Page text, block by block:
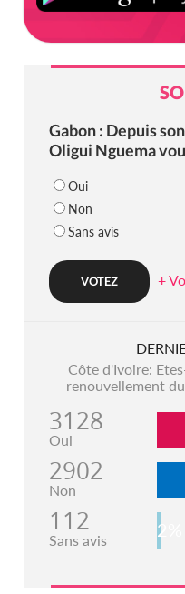
Gabon : Depuis
Oligui Nguema
Oui
Non
Sans avis
+
Côte d'Ivoire:
renouvellement
3128
Oui
2902
Non
112
Sans avis 2%